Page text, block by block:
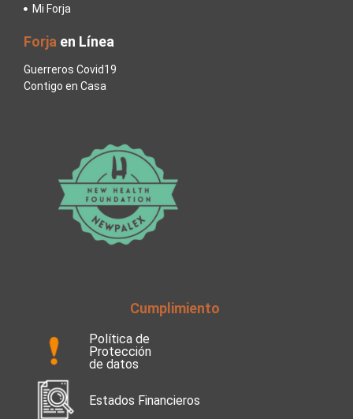
Mi Forja
Forja en Línea
Guerreros Covid19
Contigo en Casa
Cumplimiento
Política de
Protección
de datos
Estados Financieros